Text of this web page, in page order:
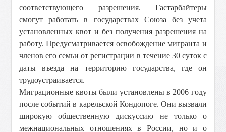
соответствующего разрешения. Гастарбайтеры
смогут работать в государствах Союза без учета
установленных квот и без получения разрешения на
работу. Предусматривается освобождение мигранта и
членов его семьи от регистрации в течение 30 суток с
даты въезда на территорию государства, где он
трудоустраивается.
Миграционные квоты были установлены в 2006 году
после событий в карельской Кондопоге. Они вызвали
широкую общественную дискуссию не только о
межнациональных отношениях в России, но и о